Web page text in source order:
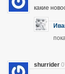
какие
shurrider